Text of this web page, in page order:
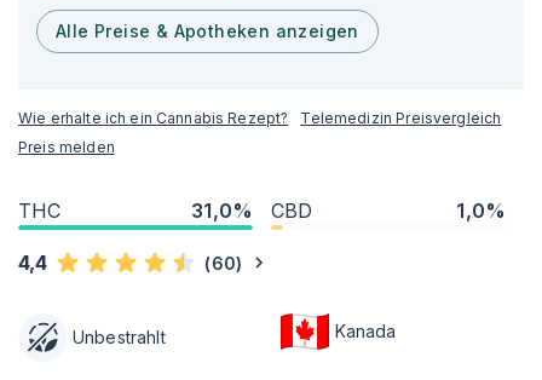
Alle Preise & Apotheken anzeigen
Wie erhalte ich ein Cannabis Rezept?
Telemedizin Preisvergleich
Preis melden
THC 31,0% CBD 1,0%
4,4 (60)
Unbestrahlt Kanada